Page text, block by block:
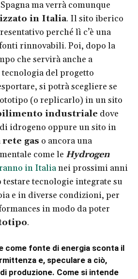
ma verrà comunque
in Italia. Il sito iberico
perché lì c’è una
rinnovabili. Poi, dopo la
che servirà anche a
del progetto
si potrà scegliere se
(o replicarlo) in un sito
industriale dove
di idrogeno oppure un sito in
rete gas o ancora una
come le Hydrogen
in Italianei prossimi anni
testare tecnologie integrate su
e in diverse condizioni, per
in modo da poter
.
come fonte di energia sconta il
e, speculare a ciò,
produzione. Come si intende